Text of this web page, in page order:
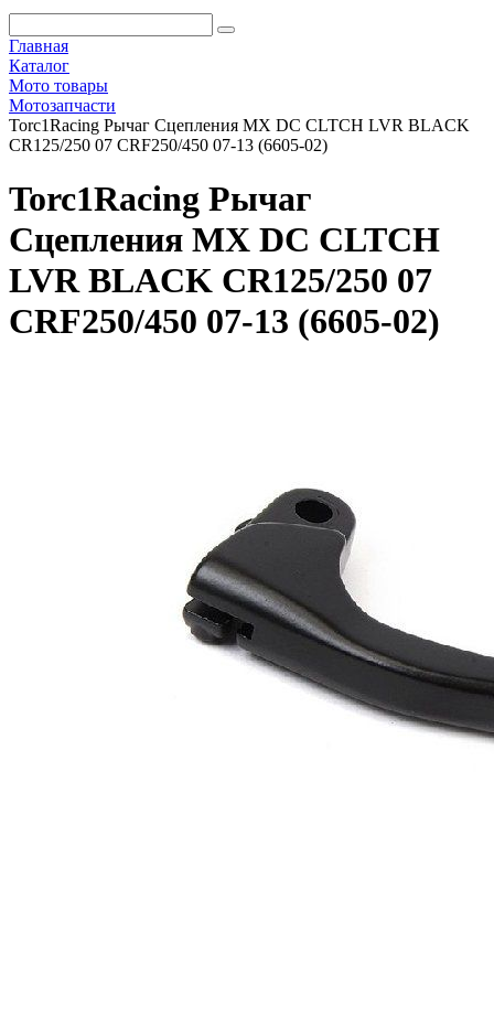
Главная
Каталог
Мото товары
Мотозапчасти
Torc1Racing Рычаг Сцепления MX DC CLTCH LVR BLACK
CR125/250 07 CRF250/450 07-13 (6605-02)
Torc1Racing Рычаг
Сцепления MX DC CLTCH
LVR BLACK CR125/250 07
CRF250/450 07-13 (6605-02)